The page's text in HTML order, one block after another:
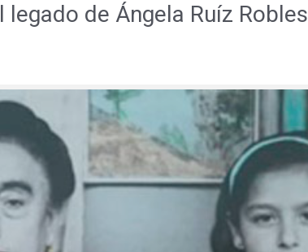
de Ángela Ruíz Robles